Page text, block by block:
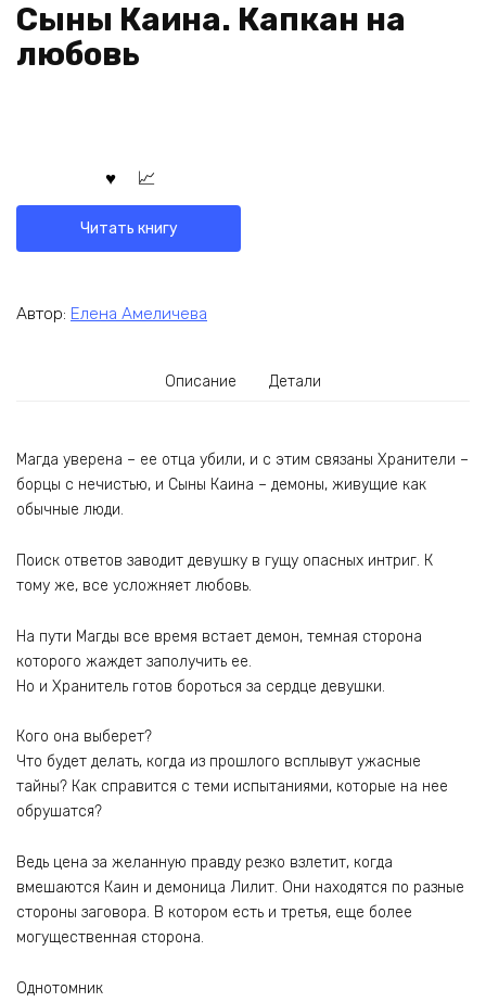
Сыны Каина. Капкан на
любовь
Читать книгу
Автор: Елена Амеличева
Описание Детали
Магда уверена – ее отца убили, и с этим связаны Хранители –
борцы с нечистью, и Сыны Каина – демоны, живущие как
обычные люди.
Поиск ответов заводит девушку в гущу опасных интриг. К
тому же, все усложняет любовь.
На пути Магды все время встает демон, темная сторона
которого жаждет заполучить ее.
Но и Хранитель готов бороться за сердце девушки.
Кого она выберет?
Что будет делать, когда из прошлого всплывут ужасные
тайны? Как справится с теми испытаниями, которые на нее
обрушатся?
Ведь цена за желанную правду резко взлетит, когда
вмешаются Каин и демоница Лилит. Они находятся по разные
стороны заговора. В котором есть и третья, еще более
могущественная сторона.
Однотомник